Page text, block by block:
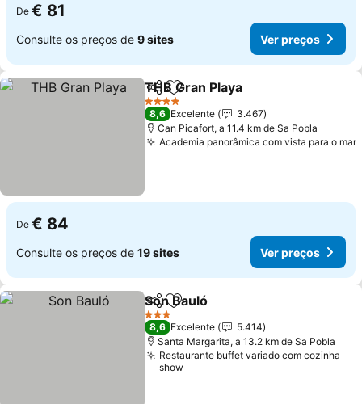
De € 81
Consulte os preços de 9 sites Ver preços
PartilharAdicionar aos favoritos
THB Gran Playa
4 Estrelas
8,6 Excelente
3.467
Can Picafort, a 11.4 km de Sa Pobla
Academia panorâmica com vista para o mar
De € 84
Consulte os preços de 19 sites Ver preços
PartilharAdicionar aos favoritos
Son Bauló
3 Estrelas
8,6 Excelente
5.414
Santa Margarita, a 13.2 km de Sa Pobla
Restaurante buffet variado com cozinha
show